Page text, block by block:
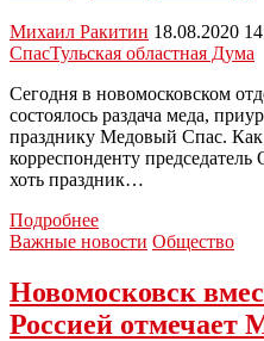
Михаил Ракитин 18.08.2020
СпасТульская областная Дума
Сегодня в новомосковском
состоялось раздача меда,
празднику Медовый Спас. Как
корреспонденту
хоть праздник…
ПодробнееАлександр
Рем
Лагвилава
вновь
Важные новости Общество
Новомосковск
Россией отмечает